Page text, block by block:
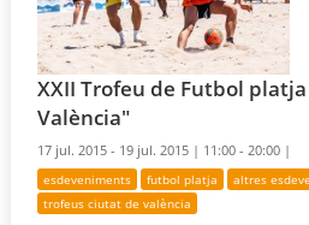
XXII Trofeu de Futbol
València"
17 jul. 2015 - 19 jul. 2015 | 11:00 - 20:00 |
esdeveniments futbol platja altres
trofeus ciutat de valència